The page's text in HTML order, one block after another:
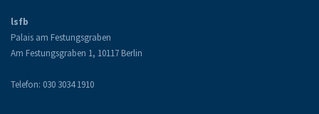
lsfb
Palais am Festungsgraben
Am Festungsgraben 1, 10117 Berlin
Telefon: 030 3034 1910